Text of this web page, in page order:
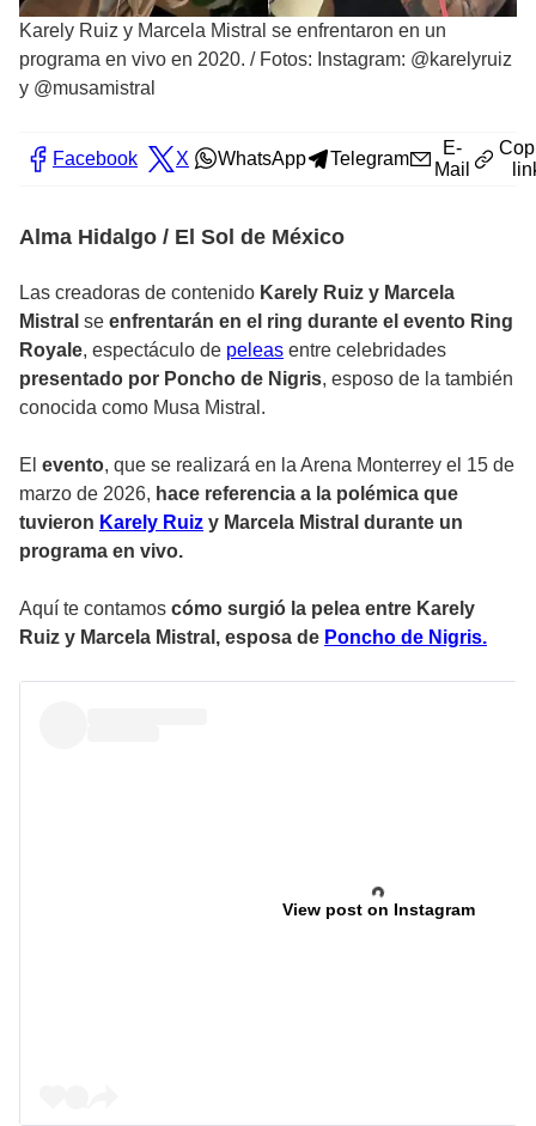
Karely Ruiz y Marcela Mistral se enfrentaron en un
programa en vivo en 2020. / Fotos: Instagram: @karelyruiz
y @musamistral
Facebook X WhatsApp Telegram
E-
Mail
Alma Hidalgo / El Sol de México
Las creadoras de contenido Karely Ruiz y Marcela
Mistral se enfrentarán en el ring durante el evento Ring
Royale, espectáculo de peleas entre celebridades
presentado por Poncho de Nigris, esposo de la también
conocida como Musa Mistral.
El evento, que se realizará en la Arena Monterrey el 15 de
marzo de 2026, hace referencia a la polémica que
tuvieron Karely Ruiz y Marcela Mistral durante un
programa en vivo.
Aquí te contamos cómo surgió la pelea entre Karely
Ruiz y Marcela Mistral, esposa de Poncho de Nigris.
View post on Instagram